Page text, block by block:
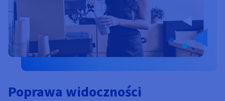
Poprawa widoczności